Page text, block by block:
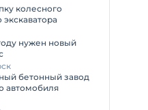
колесного
нужен новый
бетонный завод
автомобиля